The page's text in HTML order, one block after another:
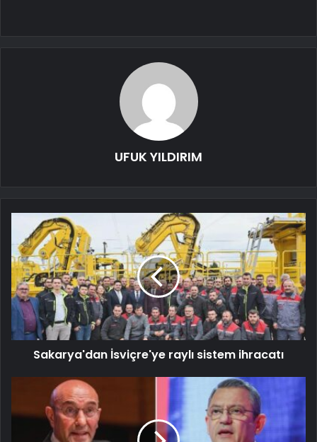
UFUK YILDIRIM
Sakarya'dan İsviçre'ye raylı sistem ihracatı